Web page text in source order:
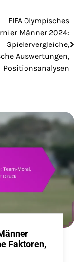
FIFA Olympisches
Männer 2024:
Spielervergleiche,
Auswertungen,
Positionsanalysen
Faktoren,